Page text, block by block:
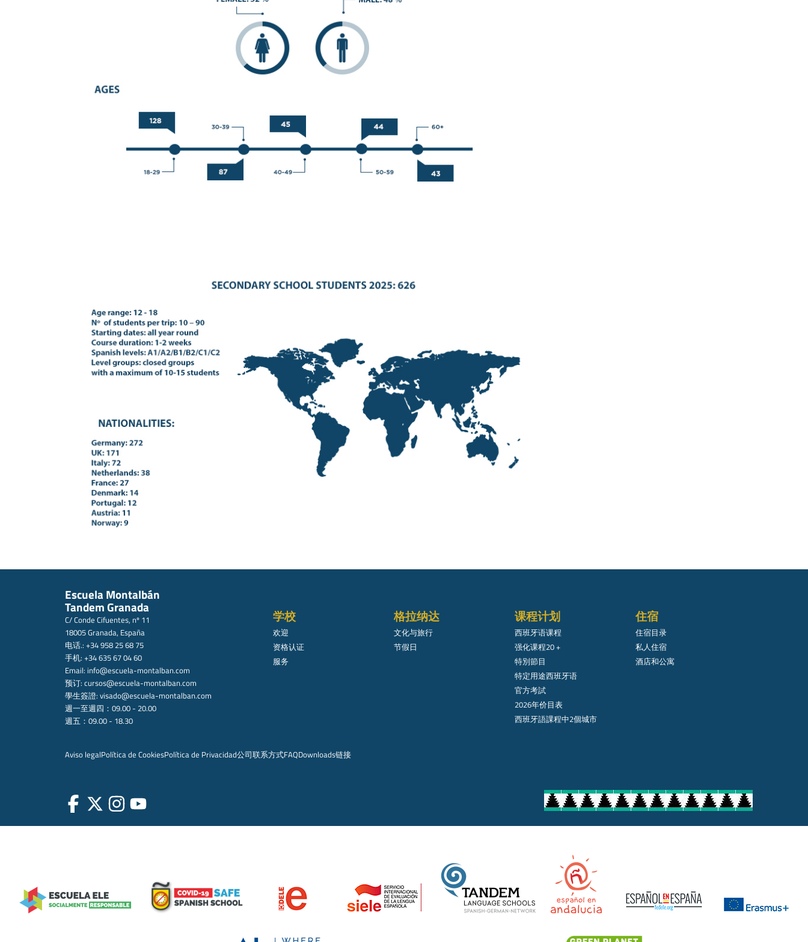
Escuela Montalbán
Tandem Granada
C/ Conde Cifuentes, nº 11
18005 Granada, España
电话.: +34 958 25 68 75
手机: +34 635 67 04 60
Email: info@escuela-montalban.com
预订: cursos@escuela-montalban.com
學生簽證: visado@escuela-montalban.com
週一至週四：09.00 - 20.00
週五：09.00 - 18.30
学校
欢迎
资格认证
服务
格拉纳达
文化与旅行
节假日
课程计划
西班牙语课程
强化课程20 +
特別節目
特定用途西班牙语
官方考試
2026年价目表
西班牙語課程中2個城市
住宿
住宿目录
私人住宿
酒店和公寓
Aviso legalPolítica de CookiesPolítica de Privacidad公司联系方式FAQDownloads链接